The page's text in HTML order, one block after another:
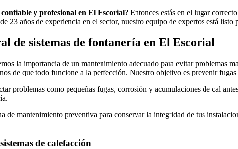
y profesional en El Escorial? Entonces estás en el lugar
23 años de experiencia en el sector, nuestro equipo de expertos está listo
de sistemas de fontanería en El Escorial
la importancia de un mantenimiento adecuado para evitar problemas
de que todo funcione a la perfección. Nuestro objetivo es prevenir
problemas como pequeñas fugas, corrosión y acumulaciones de cal
de mantenimiento preventiva para conservar la integridad de tus
de calefacción